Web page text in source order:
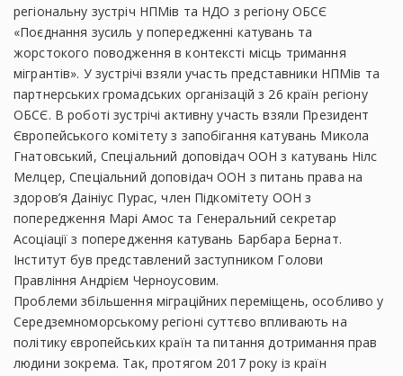
регіональну зустріч НПМів та НДО з регіону ОБСЄ
«Поєднання зусиль у попередженні катувань та
жорстокого поводження в контексті місць тримання
мігрантів». У зустрічі взяли участь представники НПМів та
партнерських громадських організацій з 26 країн регіону
ОБСЄ. В роботі зустрічі активну участь взяли Президент
Європейського комітету з запобігання катувань Микола
Гнатовський, Спеціальний доповідач ООН з катувань Нілс
Мелцер, Спеціальний доповідач ООН з питань права на
здоров’я Даініус Пурас, член Підкомітету ООН з
попередження Марі Амос та Генеральний секретар
Асоціації з попередження катувань Барбара Бернат.
Інститут був представлений заступником Голови
Правління Андрієм Черноусовим.
Проблеми збільшення міграційних переміщень, особливо у
Середземноморському регіоні суттєво впливають на
політику європейських країн та питання дотримання прав
людини зокрема. Так, протягом 2017 року із країн